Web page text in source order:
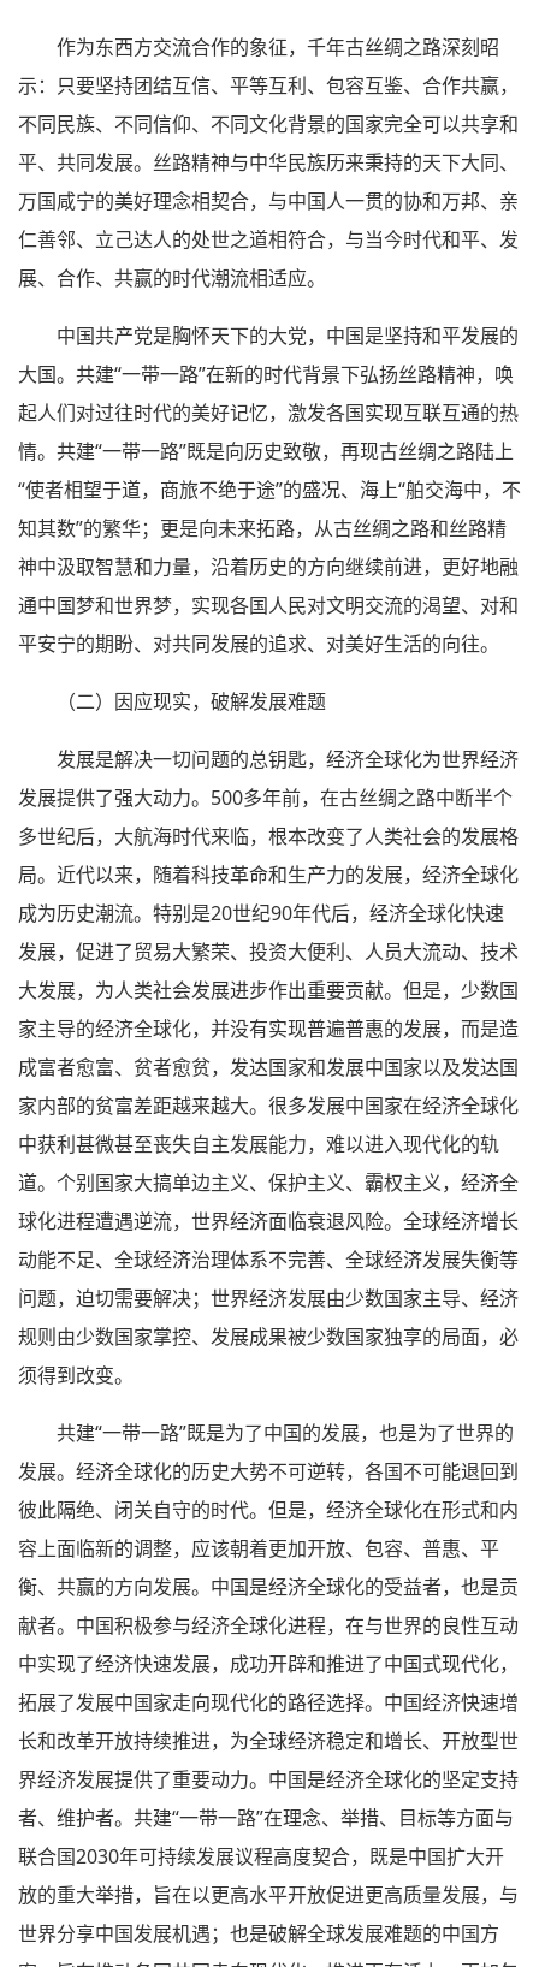
作为东西方交流合作的象征，千年古丝绸之路深刻昭
示：只要坚持团结互信、平等互利、包容互鉴、合作共赢，
不同民族、不同信仰、不同文化背景的国家完全可以共享和
平、共同发展。丝路精神与中华民族历来秉持的天下大同、
万国咸宁的美好理念相契合，与中国人一贯的协和万邦、亲
仁善邻、立己达人的处世之道相符合，与当今时代和平、发
展、合作、共赢的时代潮流相适应。
中国共产党是胸怀天下的大党，中国是坚持和平发展的
大国。共建“一带一路”在新的时代背景下弘扬丝路精神，唤
起人们对过往时代的美好记忆，激发各国实现互联互通的热
情。共建“一带一路”既是向历史致敬，再现古丝绸之路陆上
“使者相望于道，商旅不绝于途”的盛况、海上“舶交海中，不
知其数”的繁华；更是向未来拓路，从古丝绸之路和丝路精
神中汲取智慧和力量，沿着历史的方向继续前进，更好地融
通中国梦和世界梦，实现各国人民对文明交流的渴望、对和
平安宁的期盼、对共同发展的追求、对美好生活的向往。
（二）因应现实，破解发展难题
发展是解决一切问题的总钥匙，经济全球化为世界经济
发展提供了强大动力。500多年前，在古丝绸之路中断半个
多世纪后，大航海时代来临，根本改变了人类社会的发展格
局。近代以来，随着科技革命和生产力的发展，经济全球化
成为历史潮流。特别是20世纪90年代后，经济全球化快速
发展，促进了贸易大繁荣、投资大便利、人员大流动、技术
大发展，为人类社会发展进步作出重要贡献。但是，少数国
家主导的经济全球化，并没有实现普遍普惠的发展，而是造
成富者愈富、贫者愈贫，发达国家和发展中国家以及发达国
家内部的贫富差距越来越大。很多发展中国家在经济全球化
中获利甚微甚至丧失自主发展能力，难以进入现代化的轨
道。个别国家大搞单边主义、保护主义、霸权主义，经济全
球化进程遭遇逆流，世界经济面临衰退风险。全球经济增长
动能不足、全球经济治理体系不完善、全球经济发展失衡等
问题，迫切需要解决；世界经济发展由少数国家主导、经济
规则由少数国家掌控、发展成果被少数国家独享的局面，必
须得到改变。
共建“一带一路”既是为了中国的发展，也是为了世界的
发展。经济全球化的历史大势不可逆转，各国不可能退回到
彼此隔绝、闭关自守的时代。但是，经济全球化在形式和内
容上面临新的调整，应该朝着更加开放、包容、普惠、平
衡、共赢的方向发展。中国是经济全球化的受益者，也是贡
献者。中国积极参与经济全球化进程，在与世界的良性互动
中实现了经济快速发展，成功开辟和推进了中国式现代化，
拓展了发展中国家走向现代化的路径选择。中国经济快速增
长和改革开放持续推进，为全球经济稳定和增长、开放型世
界经济发展提供了重要动力。中国是经济全球化的坚定支持
者、维护者。共建“一带一路”在理念、举措、目标等方面与
联合国2030年可持续发展议程高度契合，既是中国扩大开
放的重大举措，旨在以更高水平开放促进更高质量发展，与
世界分享中国发展机遇；也是破解全球发展难题的中国方